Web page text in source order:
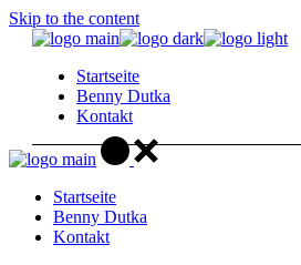
Skip to the content
Startseite
Benny Dutka
Kontakt
Startseite
Benny Dutka
Kontakt